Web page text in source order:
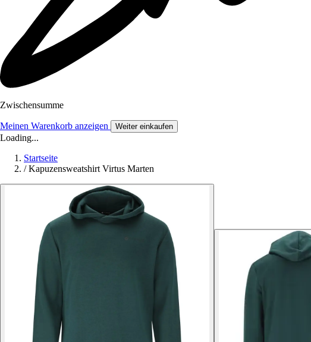
Zwischensumme
Meinen Warenkorb anzeigen Weiter einkaufen
Loading...
Startseite
/ Kapuzensweatshirt Virtus Marten